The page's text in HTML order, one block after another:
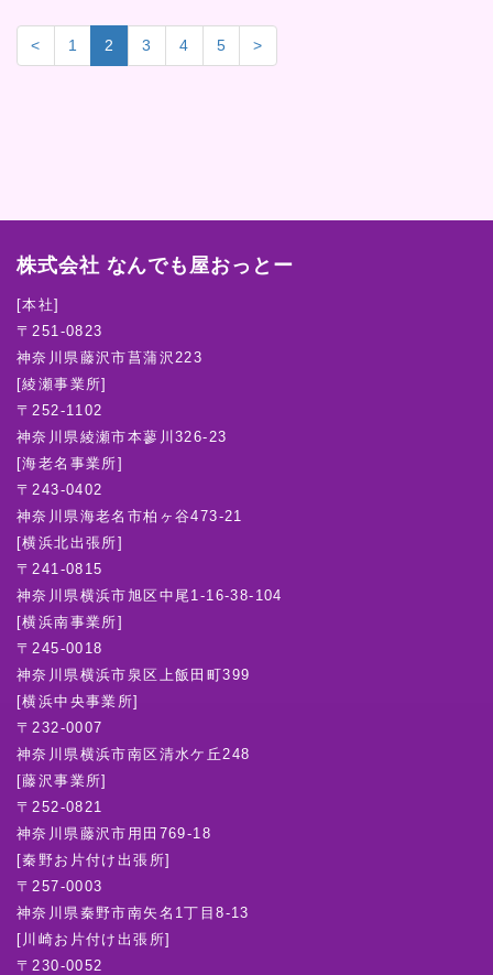
< 1 2 3 4 5 >
株式会社 なんでも屋おっとー
[本社]
〒251-0823
神奈川県藤沢市菖蒲沢223
[綾瀬事業所]
〒252-1102
神奈川県綾瀬市本蓼川326-23
[海老名事業所]
〒243-0402
神奈川県海老名市柏ヶ谷473-21
[横浜北出張所]
〒241-0815
神奈川県横浜市旭区中尾1-16-38-104
[横浜南事業所]
〒245-0018
神奈川県横浜市泉区上飯田町399
[横浜中央事業所]
〒232-0007
神奈川県横浜市南区清水ケ丘248
[藤沢事業所]
〒252-0821
神奈川県藤沢市用田769-18
[秦野お片付け出張所]
〒257-0003
神奈川県秦野市南矢名1丁目8-13
[川崎お片付け出張所]
〒230-0052